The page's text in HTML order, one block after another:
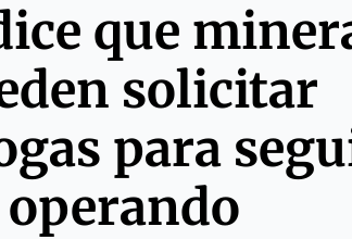
que
solicitar
para
operando